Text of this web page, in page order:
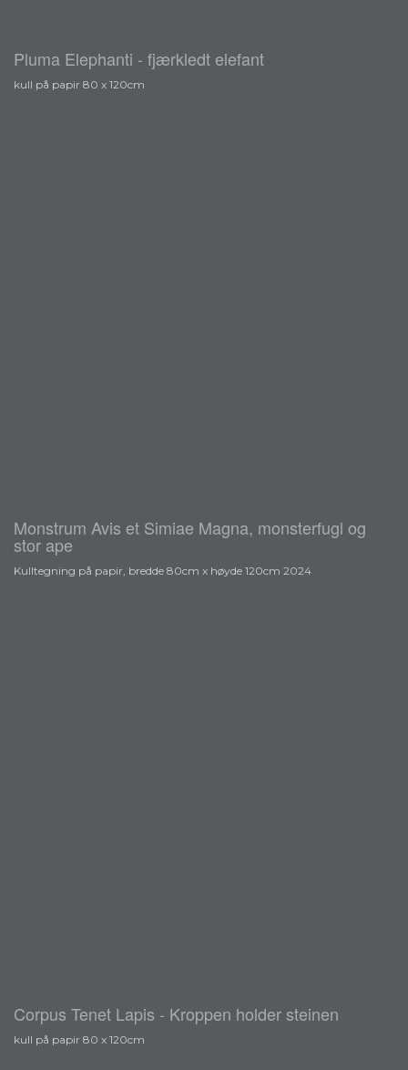
Pluma Elephanti - fjærkledt elefant
kull på papir 80 x 120cm
Monstrum Avis et Simiae Magna, monsterfugl og
stor ape
Kulltegning på papir, bredde 80cm x høyde 120cm 2024
Corpus Tenet Lapis - Kroppen holder steinen
kull på papir 80 x 120cm